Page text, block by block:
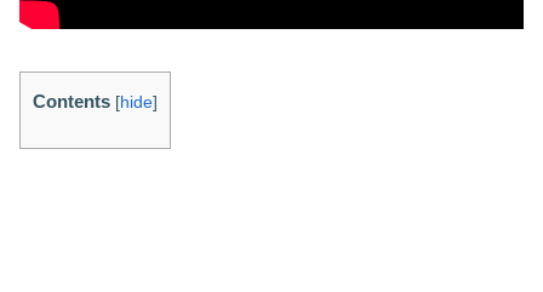
Contents [hide]